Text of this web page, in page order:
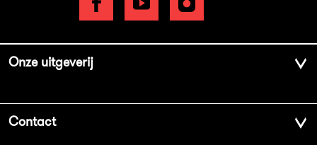
Onze uitgeverij
Contact